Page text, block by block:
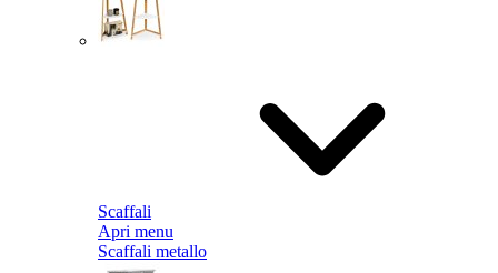
Scaffali
Apri menu
Scaffali metallo